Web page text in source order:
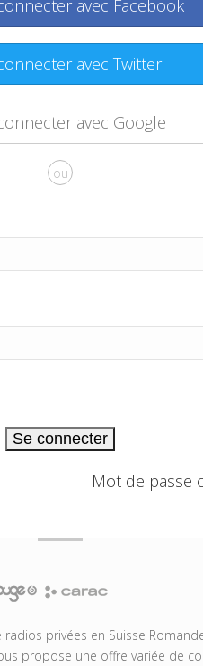
avec Facebook
avec Twitter
avec Google
ou
Se connecter
Mot de passe
privées en Suisse
propose une offre variée de